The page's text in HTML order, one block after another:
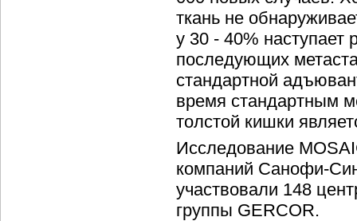
ткань не
у 30 - 40% наступает
последующих
стандартной
время стандартным
толстой кишки
Исследование
компаний Санофи-
участвовали 148
группы GERCOR.